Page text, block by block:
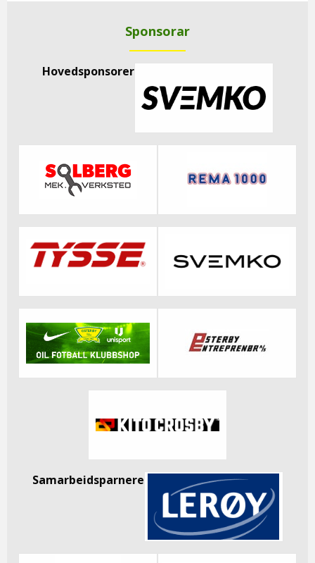
Sponsorar
Hovedsponsorer
Samarbeidsparnere